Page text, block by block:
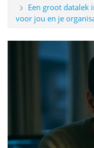
Een groot datalek
voor jou en je